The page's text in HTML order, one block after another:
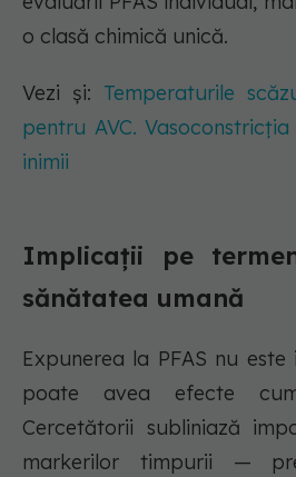
o clasă chimică unică.
Vezi și: Temperaturile
pentru AVC.
inimii
Implicații pe
sănătatea umană
Expunerea la PFAS nu
poate avea efecte
Cercetătorii subliniază
markerilor timpurii —